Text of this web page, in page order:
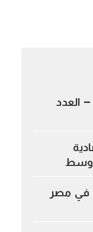
العدد
في مصر